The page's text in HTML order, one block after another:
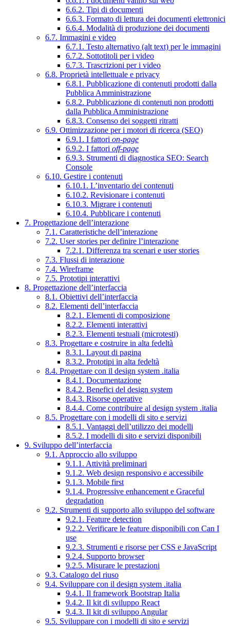
6.6.2. Tipi di documenti
6.6.3. Formato di lettura dei documenti elettronici
6.6.4. Modalità di produzione dei documenti
6.7. Immagini e video
6.7.1. Testo alternativo (alt text) per le immagini
6.7.2. Sottotitoli per i video
6.7.3. Trascrizioni per i video
6.8. Proprietà intellettuale e privacy
6.8.1. Pubblicazione di contenuti prodotti dalla
Pubblica Amministrazione
6.8.2. Pubblicazione di contenuti non prodotti
dalla Pubblica Amministrazione
6.8.3. Consenso dei soggetti ritratti
6.9. Ottimizzazione per i motori di ricerca (SEO)
6.9.1. I fattori on-page
6.9.2. I fattori off-page
6.9.3. Strumenti di diagnostica SEO: Search
Console
6.10. Gestire i contenuti
6.10.1. L’inventario dei contenuti
6.10.2. Revisionare i contenuti
6.10.3. Migrare i contenuti
6.10.4. Pubblicare i contenuti
7. Progettazione dell’interazione
7.1. Caratteristiche dell’interazione
7.2. User stories per definire l’interazione
7.2.1. Differenza tra scenari e user stories
7.3. Flussi di interazione
7.4. Wireframe
7.5. Prototipi interattivi
8. Progettazione dell’interfaccia
8.1. Obiettivi dell’interfaccia
8.2. Elementi dell’interfaccia
8.2.1. Elementi di composizione
8.2.2. Elementi interattivi
8.2.3. Elementi testuali (microtesti)
8.3. Progettare e costruire in alta fedeltà
8.3.1. Layout di pagina
8.3.2. Prototipi in alta fedeltà
8.4. Progettare con il design system .italia
8.4.1. Documentazione
8.4.2. Benefici del design system
8.4.3. Risorse operative
8.4.4. Come contribuire al design system .italia
8.5. Progettare con i modelli di sito e servizi
8.5.1. Vantaggi dell’utilizzo dei modelli
8.5.2. I modelli di sito e servizi disponibili
9. Sviluppo dell’interfaccia
9.1. Approccio allo sviluppo
9.1.1. Attività preliminari
9.1.2. Web design responsivo e accessibile
9.1.3. Mobile first
9.1.4. Progressive enhancement e Graceful
degradation
9.2. Strumenti di supporto allo sviluppo del software
9.2.1. Feature detection
9.2.2. Verificare le feature disponibili con Can I
use
9.2.3. Strumenti e risorse per CSS e JavaScript
9.2.4. Supporto browser
9.2.5. Misurare le prestazioni
9.3. Catalogo del riuso
9.4. Sviluppare con il design system .italia
9.4.1. Il framework Bootstrap Italia
9.4.2. Il kit di sviluppo React
9.4.3. Il kit di sviluppo Angular
9.5. Sviluppare con i modelli di sito e servizi